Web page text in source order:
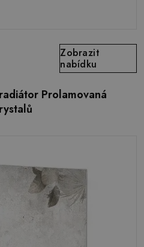
Zobrazit
nabídku
Prolamovaná